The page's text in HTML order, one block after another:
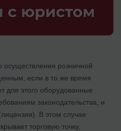
розничной
если в то же время
для этого оборудованные
законодательства, и
В этом случае
торговую точку,